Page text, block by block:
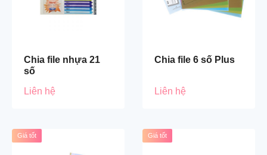
Chia file nhựa 21
số
Liên hệ
Chia file 6 số Plus
Liên hệ
Giá tốt Giá tốt